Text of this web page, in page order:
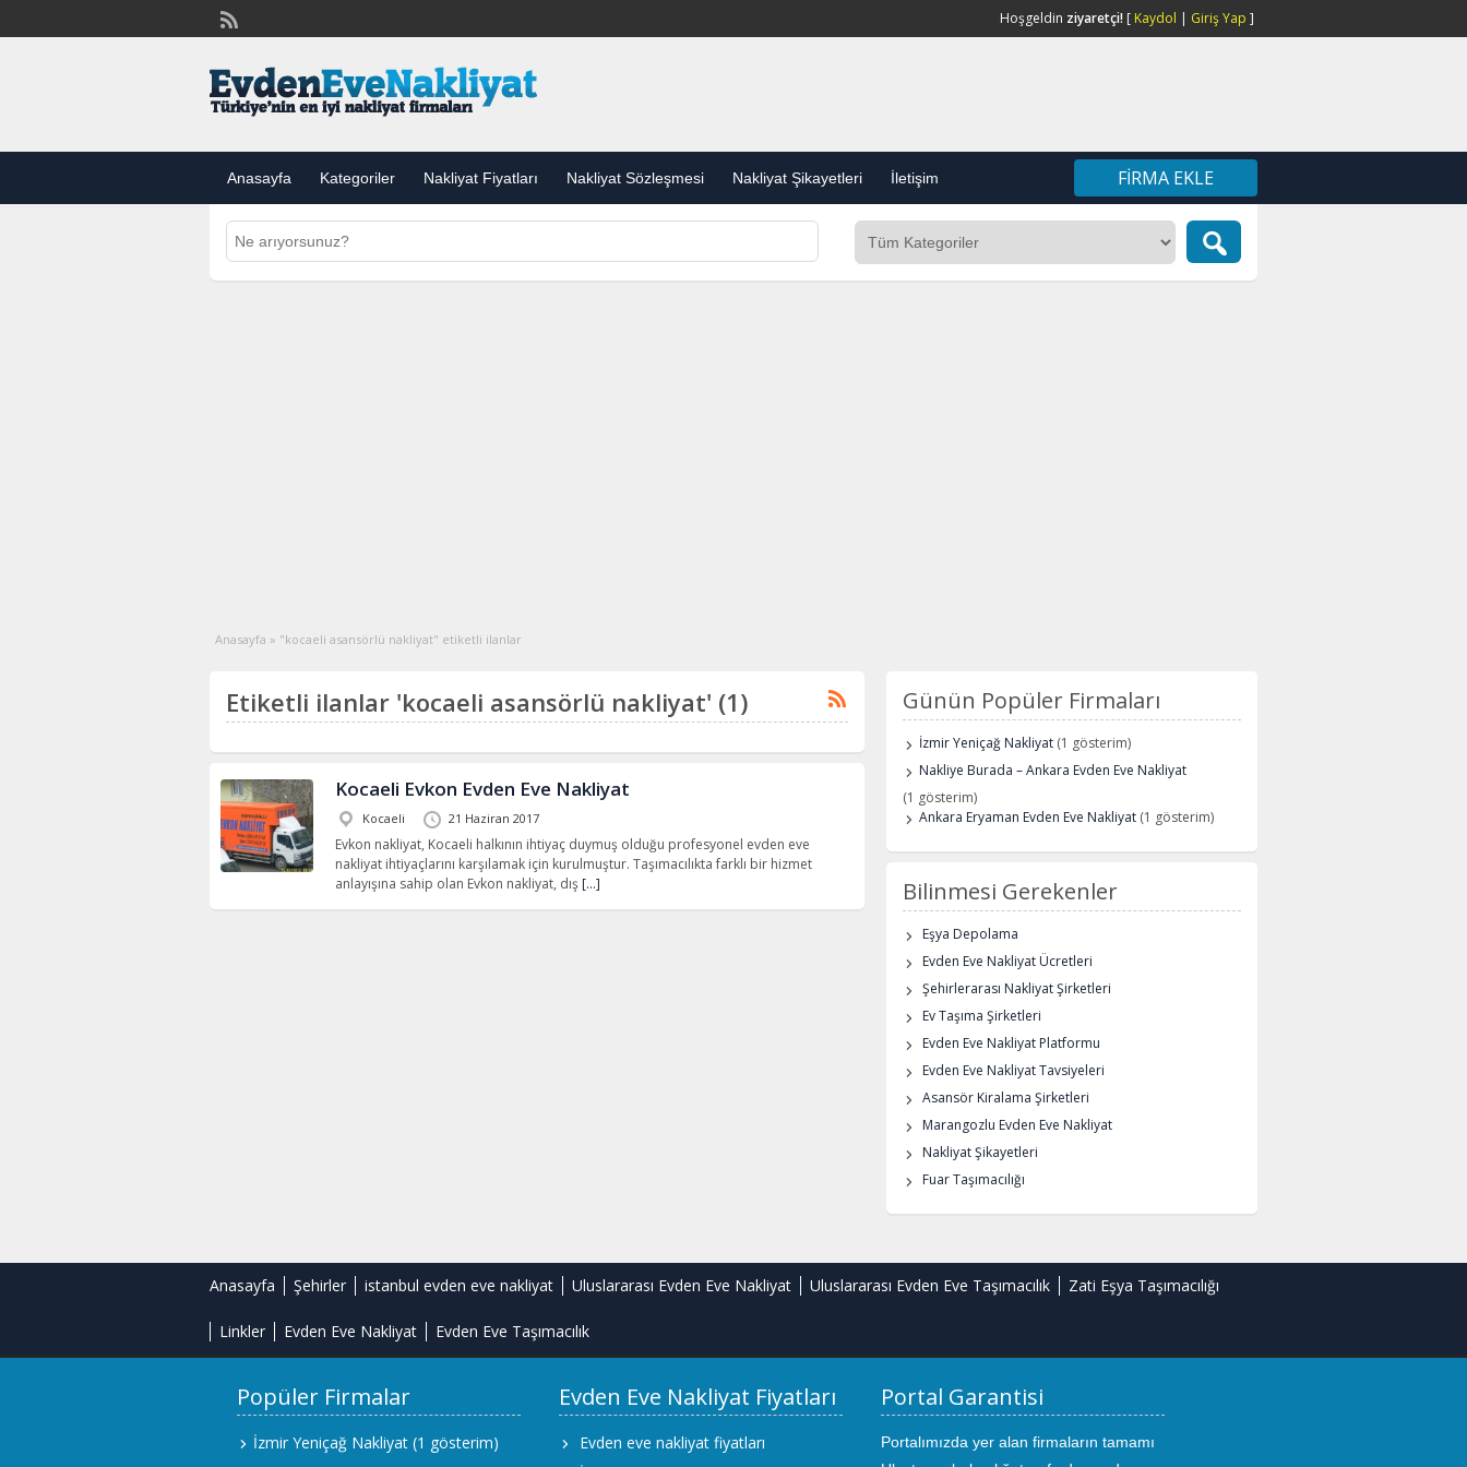
Hoşgeldin ziyaretçi! [ Kaydol | Giriş Yap ]
Anasayfa Kategoriler Nakliyat Fiyatları Nakliyat Sözleşmesi Nakliyat Şikayetleri İletişim FIRMA EKLE
Anasayfa » "kocaeli asansörlü nakliyat" etiketli ilanlar
Etiketli ilanlar 'kocaeli asansörlü nakliyat' (1)
Kocaeli Evkon Evden Eve Nakliyat
Kocaeli 21 Haziran 2017
Evkon nakliyat, Kocaeli halkının ihtiyaç duymuş olduğu profesyonel evden eve
nakliyat ihtiyaçlarını karşılamak için kurulmuştur. Taşımacılıkta farklı bir hizmet
anlayışına sahip olan Evkon nakliyat, dış […]
Günün Popüler Firmaları
İzmir Yeniçağ Nakliyat (1 gösterim)
Nakliye Burada – Ankara Evden Eve Nakliyat
(1 gösterim)
Ankara Eryaman Evden Eve Nakliyat (1 gösterim)
Bilinmesi Gerekenler
Eşya Depolama
Evden Eve Nakliyat Ücretleri
Şehirlerarası Nakliyat Şirketleri
Ev Taşıma Şirketleri
Evden Eve Nakliyat Platformu
Evden Eve Nakliyat Tavsiyeleri
Asansör Kiralama Şirketleri
Marangozlu Evden Eve Nakliyat
Nakliyat Şikayetleri
Fuar Taşımacılığı
Anasayfa Şehirler istanbul evden eve nakliyat Uluslararası Evden Eve Nakliyat Uluslararası Evden Eve Taşımacılık Zati Eşya Taşımacılığı
Linkler Evden Eve Nakliyat Evden Eve Taşımacılık
Popüler Firmalar
İzmir Yeniçağ Nakliyat (1 gösterim)
Evden Eve Nakliyat Fiyatları
Evden eve nakliyat fiyatları
Portal Garantisi
Portalımızda yer alan firmaların tamamı